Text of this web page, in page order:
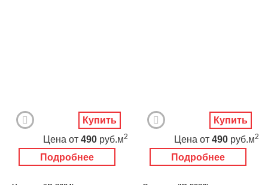
Подробнее
Цена от 490 руб.м2
Купить
Подробнее
Цена от 490 руб.м2
Купить